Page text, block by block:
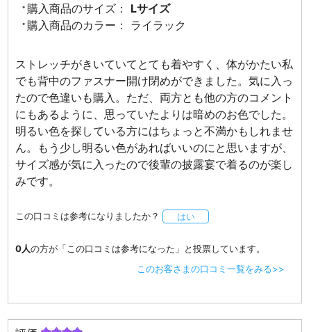
購入商品のサイズ：
Lサイズ
購入商品のカラー：
ライラック
ストレッチがきいていてとても着やすく、体がかたい私
でも背中のファスナー開け閉めができました。気に入っ
たので色違いも購入。ただ、両方とも他の方のコメント
にもあるように、思っていたよりは暗めのお色でした。
明るい色を探している方にはちょっと不満かもしれませ
ん。もう少し明るい色があればいいのにと思いますが、
サイズ感が気に入ったので後輩の披露宴で着るのが楽し
みです。
この口コミは参考になりましたか？ はい
0人の方が「この口コミは参考になった」と投票しています。
このお客さまの口コミ一覧をみる>>